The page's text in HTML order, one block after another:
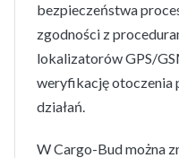
bezpieczeństwa
zgodności z
lokalizatorów GPS/
weryfikację otoczenia
działań.
W Cargo-Bud można